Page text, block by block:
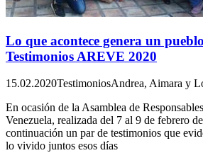
Lo que acontece genera un
Testimonios AREVE 2020
15.02.2020TestimoniosAndrea, Aimara y
En ocasión de la Asamblea de
Venezuela, realizada del 7 al 9 de febrero
continuación un par de testimonios que
lo vivido juntos esos días